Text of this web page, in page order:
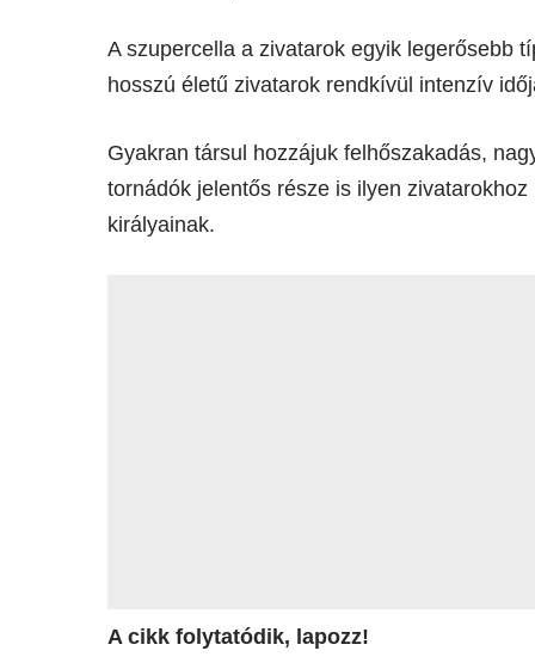
A szupercella a zivatarok egyik legerősebb
hosszú életű zivatarok rendkívül intenzív
Gyakran társul hozzájuk felhőszakadás,
tornádók jelentős része is ilyen
királyainak.
A cikk folytatódik, lapozz!